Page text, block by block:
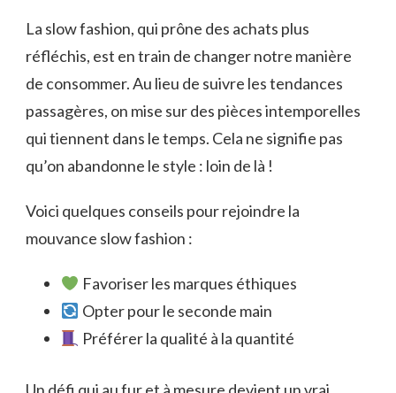
La slow fashion, qui prône des achats plus
réfléchis, est en train de changer notre manière
de consommer. Au lieu de suivre les tendances
passagères, on mise sur des pièces intemporelles
qui tiennent dans le temps. Cela ne signifie pas
qu’on abandonne le style : loin de là !
Voici quelques conseils pour rejoindre la
mouvance slow fashion :
Favoriser les marques éthiques
Opter pour le seconde main
Préférer la qualité à la quantité